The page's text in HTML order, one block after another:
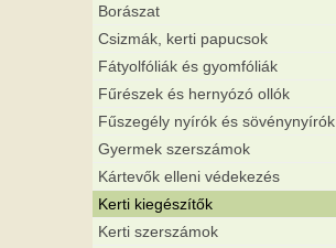
Borászat
Csizmák, kerti papucsok
Fátyolfóliák és gyomfóliák
Fűrészek és hernyózó ollók
Fűszegély nyírók és sövénynyírók
Gyermek szerszámok
Kártevők elleni védekezés
Kerti kiegészítők
Kerti szerszámok